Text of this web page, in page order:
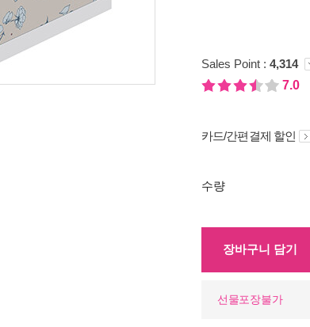
Sales Point : 4,314
7.0
카드/간편결제 할인
수량
장바구니 담기
선물포장불가